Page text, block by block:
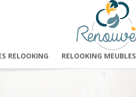
RELOOKING RELOOKING MEUBLES